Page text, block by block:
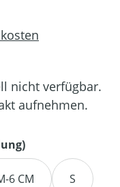
nicht verfügbar.
aufnehmen.
auswählen
6 CM S